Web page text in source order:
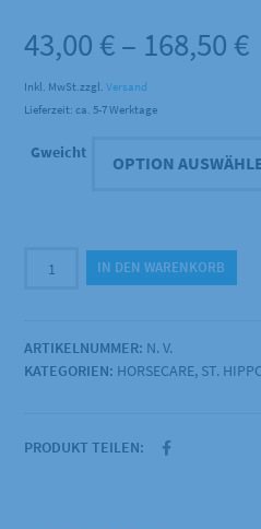
43,00 €– 168,50 €
Inkl. MwSt.zzgl.Versand
Lieferzeit: ca. 5-7 Werktage
Gweicht
Hippolyt
Medal
Menge
IN DEN WARENKORB
ARTIKELNUMMER: N. V.
KATEGORIEN: HORSECARE, ST.
PRODUKT TEILEN: